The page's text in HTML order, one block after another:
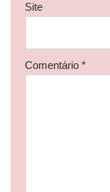
Site
Comentário *